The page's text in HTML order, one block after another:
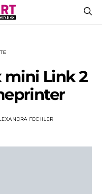
mini Link 2
FECHLER